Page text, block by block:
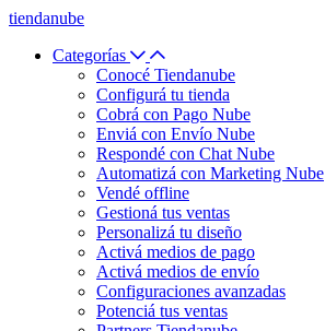
tiendanube
Categorías
Conocé Tiendanube
Configurá tu tienda
Cobrá con Pago Nube
Enviá con Envío Nube
Respondé con Chat Nube
Automatizá con Marketing Nube
Vendé offline
Gestioná tus ventas
Personalizá tu diseño
Activá medios de pago
Activá medios de envío
Configuraciones avanzadas
Potenciá tus ventas